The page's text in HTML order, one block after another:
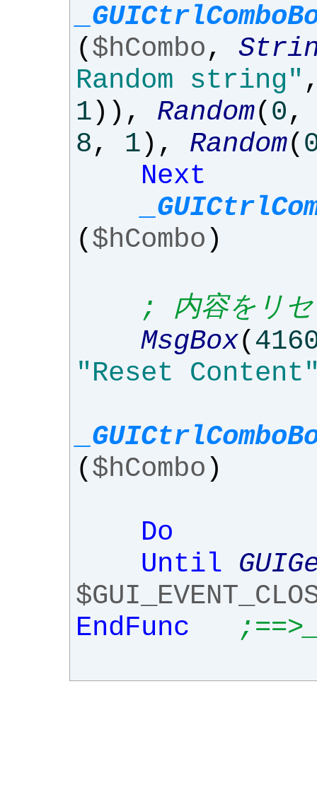
($hCombo,
Random string"
1)), Random( 0,
8, 1), Random(
Next
($hCombo )
; 内容をリ
MsgBox(
"Reset
($hCombo )
Do
Until
EndFunc